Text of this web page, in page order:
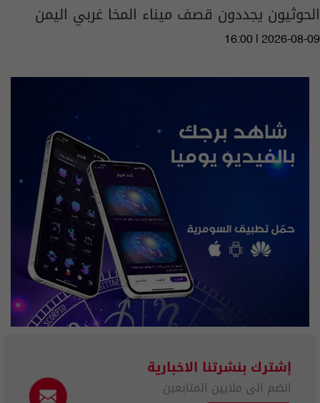
الحوثيون يجددون قصف ميناء المخا غربي اليمن
16:00 | 2026-08-09
إشترك بنشرتنا الاخبارية
انضم الى ملايين المتابعين